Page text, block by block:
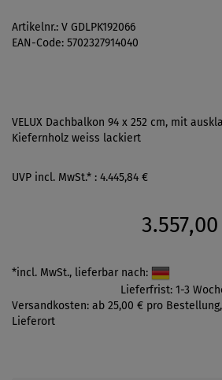
Artikelnr.: V GDLPK192066
EAN-Code: 5702327914040
VELUX Dachbalkon 94 x 252 cm, mit
Kiefernholz weiss lackiert
UVP incl. MwSt.* : 4.445,84 €
*incl. MwSt., lieferbar nach:
Lieferfrist: 1-3
Versandkosten: ab 25,00 € pro
Lieferort